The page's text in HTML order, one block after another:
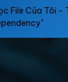
File Của Tôi -